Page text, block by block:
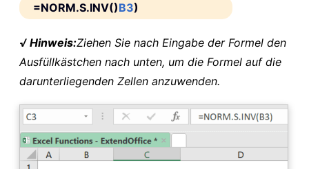
=NORM.S.INV()B3)
√ Hinweis:Ziehen Sie nach Eingabe der Formel den
Ausfüllkästchen nach unten, um die Formel auf die
darunterliegenden Zellen anzuwenden.